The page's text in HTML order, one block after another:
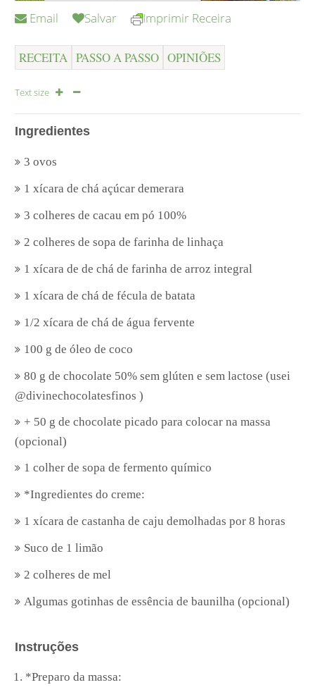
Email Salvar Imprimir Receira
RECEITA PASSO A PASSO OPINIÕES
Text size
Ingredientes
3 ovos
1 xícara de chá açúcar demerara
3 colheres de cacau em pó 100%
2 colheres de sopa de farinha de linhaça
1 xícara de de chá de farinha de arroz integral
1 xícara de chá de fécula de batata
1/2 xícara de chá de água fervente
100 g de óleo de coco
80 g de chocolate 50% sem glúten e sem lactose (usei
@divinechocolatesfinos )
+ 50 g de chocolate picado para colocar na massa
(opcional)
1 colher de sopa de fermento químico
*Ingredientes do creme:
1 xícara de castanha de caju demolhadas por 8 horas
Suco de 1 limão
2 colheres de mel
Algumas gotinhas de essência de baunilha (opcional)
Instruções
*Preparo da massa: